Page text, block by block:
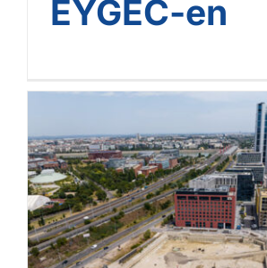
EYGEC-en
mintaprojekt
mélyépítésben a